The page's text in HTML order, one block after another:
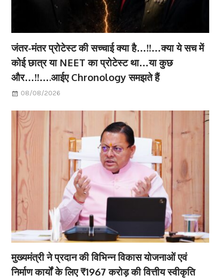
जंतर-मंतर प्रोटेस्ट की सच्चाई क्या है…!!…क्या ये सच में
कोई छात्र या NEET का प्रोटेस्ट था…या कुछ
और…!!….आईए Chronology समझते हैं
08/08/2026
मुख्यमंत्री ने प्रदान की विभिन्न विकास योजनाओं एवं
निर्माण कार्यों के लिए ₹1967 करोड़ की वित्तीय स्वीकृति